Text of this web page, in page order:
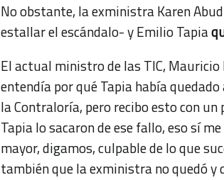
No obstante, la exministra Karen
estallar el escándalo- y Emilio Tapia
El actual ministro de las TIC, Mauricio
entendía por qué Tapia había
la Contraloría, pero recibo esto con
Tapia lo sacaron de ese fallo, eso sí
mayor, digamos, culpable de lo que
también que la exministra no quedó y